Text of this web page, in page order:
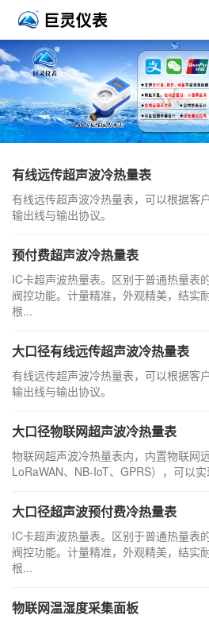
有线远传超声波冷热量表
有线远传超声波冷热量表，可以根据客
输出线与输出协议。
预付费超声波冷热量表
IC卡超声波热量表。区别于普通热量表
阀控功能。计量精准，外观精美，结实
根...
大口径有线远传超声波冷热量表
有线远传超声波冷热量表，可以根据客
输出线与输出协议。
大口径物联网超声波冷热量表
物联网超声波冷热量表内，内置物联网
LoRaWAN、NB-IoT、GPRS），可以
大口径超声波预付费冷热量表
IC卡超声波热量表。区别于普通热量表
阀控功能。计量精准，外观精美，结实
根...
物联网温湿度采集面板